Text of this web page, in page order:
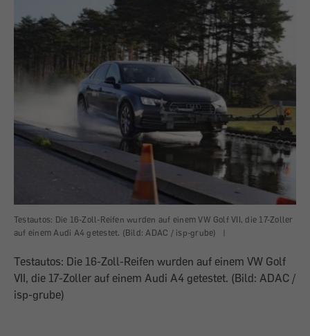
Testautos: Die 16-Zoll-Reifen wurden auf einem VW Golf VII, die 17-Zoller
auf einem Audi A4 getestet. (Bild: ADAC / isp-grube)
|
Testautos: Die 16-Zoll-Reifen wurden auf einem VW Golf
VII, die 17-Zoller auf einem Audi A4 getestet. (Bild: ADAC /
isp-grube)